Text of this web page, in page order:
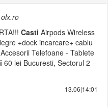
Casti Airpods Wireless
+dock incarcare+ cablu
Telefoane - Tablete
60 lei Bucuresti, Sectorul 2
13.06|14:01